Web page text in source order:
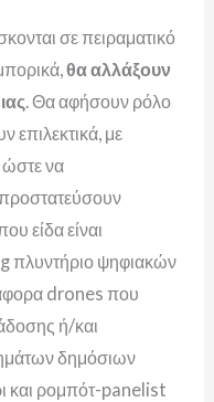
σε πειραματικό
θα αλλάξουν
. Θα αφήσουν ρόλο
επιλεκτικά, με
να
είδα είναι
πλυντήριο ψηφιακών
drones που
ή/και
δημόσιων
και ρομπότ-panelist